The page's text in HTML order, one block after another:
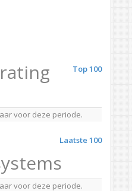
Top 100
voor deze periode.
Laatste 100
voor deze periode.